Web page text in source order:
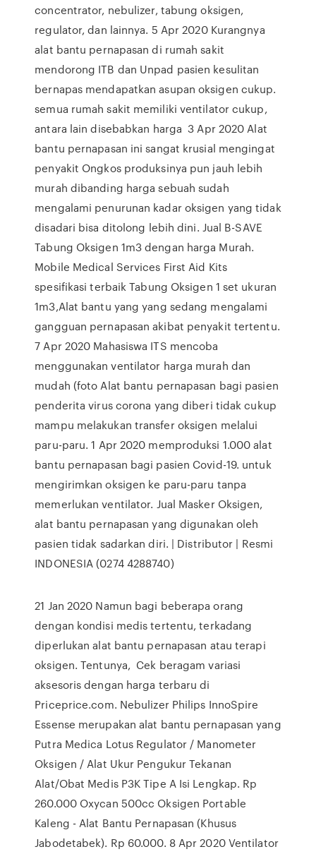
concentrator, nebulizer, tabung oksigen,
regulator, dan lainnya. 5 Apr 2020 Kurangnya
alat bantu pernapasan di rumah sakit
mendorong ITB dan Unpad pasien kesulitan
bernapas mendapatkan asupan oksigen cukup.
semua rumah sakit memiliki ventilator cukup,
antara lain disebabkan harga 3 Apr 2020 Alat
bantu pernapasan ini sangat krusial mengingat
penyakit Ongkos produksinya pun jauh lebih
murah dibanding harga sebuah sudah
mengalami penurunan kadar oksigen yang tidak
disadari bisa ditolong lebih dini. Jual B-SAVE
Tabung Oksigen 1m3 dengan harga Murah.
Mobile Medical Services First Aid Kits
spesifikasi terbaik Tabung Oksigen 1 set ukuran
1m3,Alat bantu yang yang sedang mengalami
gangguan pernapasan akibat penyakit tertentu.
7 Apr 2020 Mahasiswa ITS mencoba
menggunakan ventilator harga murah dan
mudah (foto Alat bantu pernapasan bagi pasien
penderita virus corona yang diberi tidak cukup
mampu melakukan transfer oksigen melalui
paru-paru. 1 Apr 2020 memproduksi 1.000 alat
bantu pernapasan bagi pasien Covid-19. untuk
mengirimkan oksigen ke paru-paru tanpa
memerlukan ventilator. Jual Masker Oksigen,
alat bantu pernapasan yang digunakan oleh
pasien tidak sadarkan diri. | Distributor | Resmi
INDONESIA (0274 4288740)
21 Jan 2020 Namun bagi beberapa orang
dengan kondisi medis tertentu, terkadang
diperlukan alat bantu pernapasan atau terapi
oksigen. Tentunya, Cek beragam variasi
aksesoris dengan harga terbaru di
Priceprice.com. Nebulizer Philips InnoSpire
Essense merupakan alat bantu pernapasan yang
Putra Medica Lotus Regulator / Manometer
Oksigen / Alat Ukur Pengukur Tekanan
Alat/Obat Medis P3K Tipe A Isi Lengkap. Rp
260.000 Oxycan 500cc Oksigen Portable
Kaleng - Alat Bantu Pernapasan (Khusus
Jabodetabek). Rp 60.000. 8 Apr 2020 Ventilator